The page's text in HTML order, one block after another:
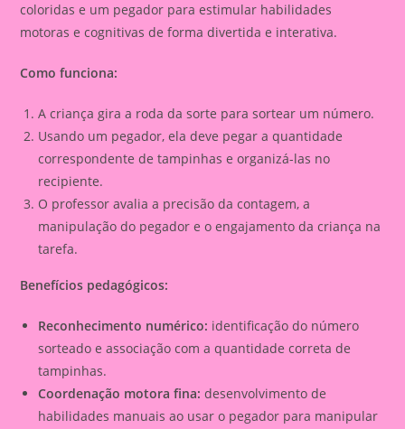
coloridas e um pegador para estimular habilidades
motoras e cognitivas de forma divertida e interativa.
Como funciona:
A criança gira a roda da sorte para sortear um número.
Usando um pegador, ela deve pegar a quantidade
correspondente de tampinhas e organizá-las no
recipiente.
O professor avalia a precisão da contagem, a
manipulação do pegador e o engajamento da criança na
tarefa.
Benefícios pedagógicos:
Reconhecimento numérico: identificação do número
sorteado e associação com a quantidade correta de
tampinhas.
Coordenação motora fina: desenvolvimento de
habilidades manuais ao usar o pegador para manipular